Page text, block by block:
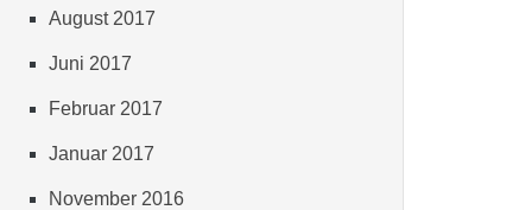
August 2017
Juni 2017
Februar 2017
Januar 2017
November 2016